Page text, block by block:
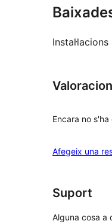
Encara no
Afegeix una
Suport
Alguna cosa a